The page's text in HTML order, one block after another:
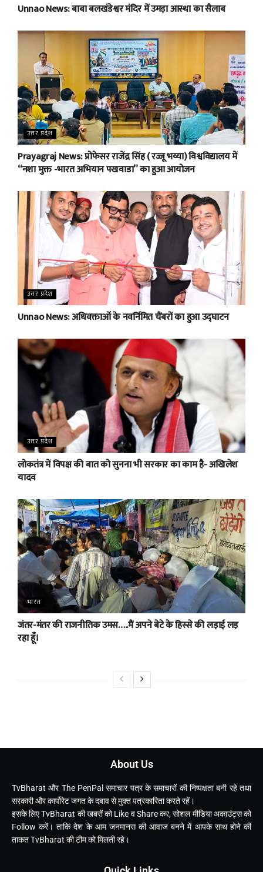
Unnao News: बाबा बलखंडेश्वर मंदिर में उमड़ा आस्था का सैलाब
उत्तर प्रदेश
Prayagraj News: प्रोफेसर राजेंद्र सिंह ( रज्जू भय्या) विश्वविद्यालय में
“नशा मुक्त -भारत अभियान पखवाडा” का हुआ आयोजन
उत्तर प्रदेश
Unnao News: अधिवक्ताओं के नवर्निमित चैंबरों का हुआ उद्घाटन
उत्तर प्रदेश
लोकतंत्र में विपक्ष की बात को सुनना भी सरकार का काम है- अखिलेश
यादव
भारत
जंतर-मंतर की राजनीतिक उमस…..मैं अपने बेटे के हिस्से की लड़ाई लड़
रहा हूँ।
About Us
TvBharat और The PenPal समाचार पत्र के समाचारों की निष्पक्षता बनी रहे तथा
सरकारी और कार्पोरेट जगत के दबाव से मुक्त पत्रकारिता करते रहें।
इसके लिए TvBharat की खबरों को Like व Share कर, सोशल मीडिया अकाउंट्स को
Follow करें। ताकि देश के आम जनमानस की आवाज बनने में आपके साथ होने की
ताकत TvBharat की टीम को मिलती रहे।